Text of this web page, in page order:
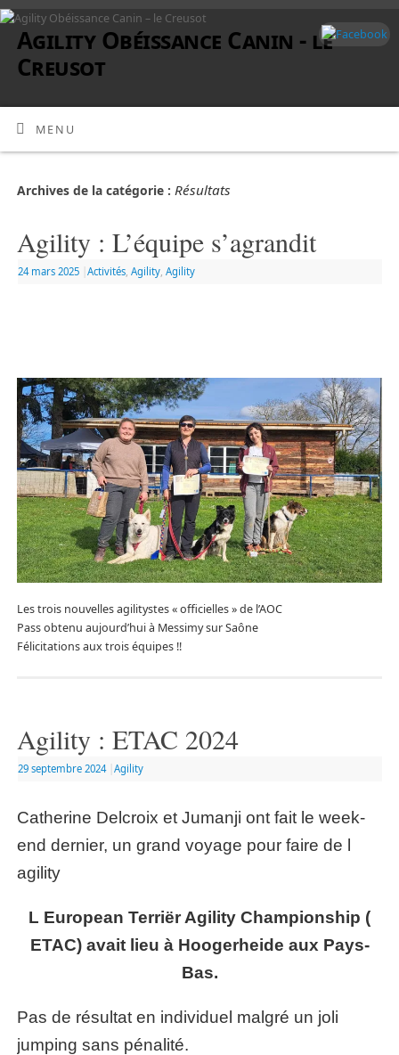
Agility Obéissance Canin - le
Creusot
MENU
Archives de la catégorie : Résultats
Agility : L’équipe s’agrandit
24 mars 2025 Activités, Agility, Agility
Les trois nouvelles agilitystes « officielles » de l’AOC
Pass obtenu aujourd’hui à Messimy sur Saône
Félicitations aux trois équipes !!
Agility : ETAC 2024
29 septembre 2024 Agility
Catherine Delcroix et Jumanji ont fait le week-
end dernier, un grand voyage pour faire de l
agility
L European Terriër Agility Championship (
ETAC) avait lieu à Hoogerheide aux Pays-
Bas.
Pas de résultat en individuel malgré un joli
jumping sans pénalité.